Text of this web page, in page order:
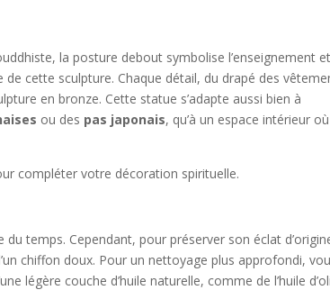
la posture debout symbolise l’enseignement
cette sculpture. Chaque détail, du drapé des
en bronze. Cette statue s’adapte aussi bien à
ou des pas japonais, qu’à un espace intérieur
compléter votre décoration spirituelle.
temps. Cependant, pour préserver son éclat
chiffon doux. Pour un nettoyage plus approfondi,
légère couche d’huile naturelle, comme de l’huile